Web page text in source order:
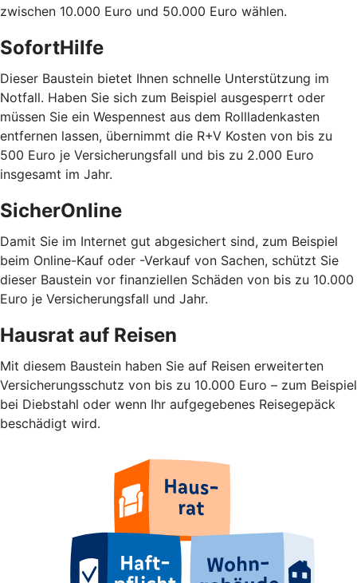
zwischen 10.000 Euro und 50.000 Euro wählen.
SofortHilfe
Dieser Baustein bietet Ihnen schnelle Unterstützung im
Notfall. Haben Sie sich zum Beispiel ausgesperrt oder
müssen Sie ein Wespennest aus dem Rollladenkasten
entfernen lassen, übernimmt die R+V Kosten von bis zu
500 Euro je Versicherungsfall und bis zu 2.000 Euro
insgesamt im Jahr.
SicherOnline
Damit Sie im Internet gut abgesichert sind, zum Beispiel
beim Online-Kauf oder -Verkauf von Sachen, schützt Sie
dieser Baustein vor finanziellen Schäden von bis zu 10.000
Euro je Versicherungsfall und Jahr.
Hausrat auf Reisen
Mit diesem Baustein haben Sie auf Reisen erweiterten
Versicherungsschutz von bis zu 10.000 Euro – zum Beispiel
bei Diebstahl oder wenn Ihr aufgegebenes Reisegepäck
beschädigt wird.